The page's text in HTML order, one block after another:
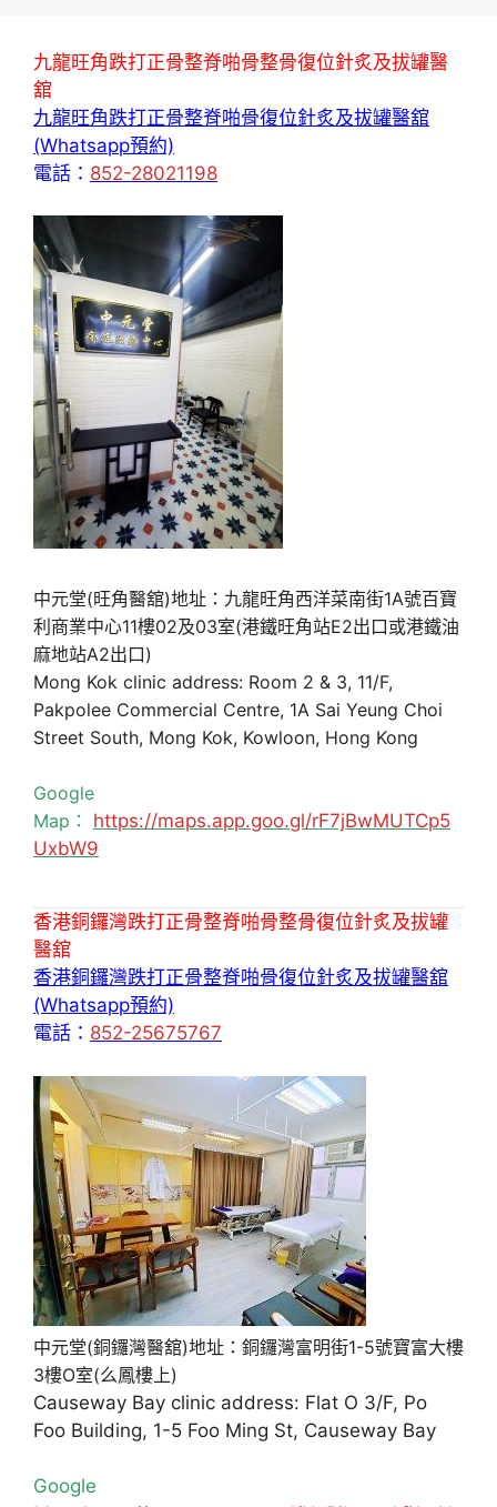
九龍旺角跌打正骨整脊啪骨整骨復位針炙及拔罐醫
舘
九龍旺角跌打正骨整脊啪骨復位針炙及拔罐醫舘
(Whatsapp預約)
電話： 852-28021198
中元堂(旺角醫舘)地址：九龍旺角西洋菜南街1A號百寶
利商業中心11樓02及03室(港鐵旺角站E2出口或港鐵油
麻地站A2出口)
Mong Kok clinic address: Room 2 & 3, 11/F,
Pakpolee Commercial Centre, 1A Sai Yeung Choi
Street South, Mong Kok, Kowloon, Hong Kong
Google
Map： https://maps.app.goo.gl/rF7jBwMUTCp5
UxbW9
香港銅鑼灣跌打正骨整脊啪骨整骨復位針炙及拔罐
醫舘
香港銅鑼灣跌打正骨整脊啪骨復位針炙及拔罐醫舘
(Whatsapp預約)
電話： 852-25675767
中元堂(銅鑼灣醫舘)地址：銅鑼灣富明街1-5號寶富大樓
3樓O室(么鳳樓上)
Causeway Bay clinic address: Flat O 3/F, Po
Foo Building, 1-5 Foo Ming St, Causeway Bay
Google